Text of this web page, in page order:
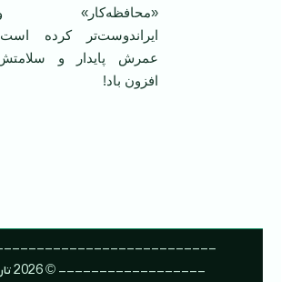
«محافظه‌کار»
ایراندوست‌تر کرده
عمرش پایدار و
افزون باد!